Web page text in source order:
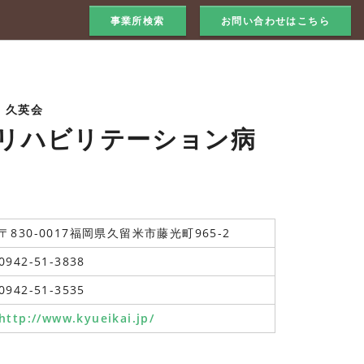
事業所検索 お問い合わせはこちら
英会
ハビリテーション病
830-0017福岡県久留米市藤光町965-2
51-3838
51-3535
www.kyueikai.jp/